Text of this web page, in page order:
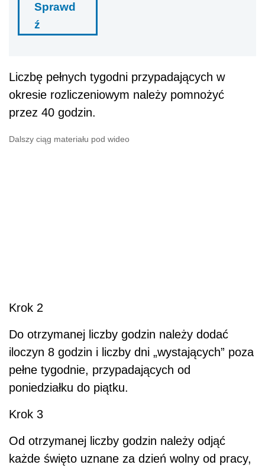
Sprawd
ź
Liczbę pełnych tygodni przypadających w
okresie rozliczeniowym należy pomnożyć
przez 40 godzin.
Dalszy ciąg materiału pod wideo
Krok 2
Do otrzymanej liczby godzin należy dodać
iloczyn 8 godzin i liczby dni „wystających” poza
pełne tygodnie, przypadających od
poniedziałku do piątku.
Krok 3
Od otrzymanej liczby godzin należy odjąć
każde święto uznane za dzień wolny od pracy,